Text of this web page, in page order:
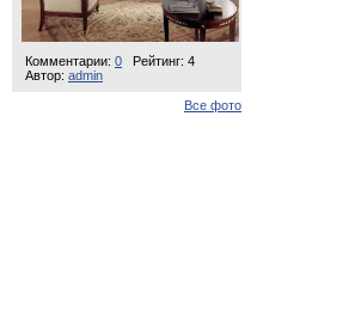
Комментарии: 0
Рейтинг: 4
Автор: admin
Все фото